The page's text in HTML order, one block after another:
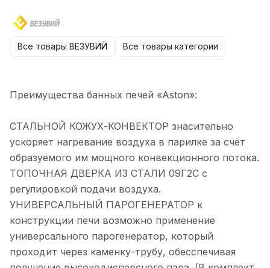
Все товары ВЕЗУВИЙ Все товары категории
Преимущества банных печей «Aston»:
СТАЛЬНОЙ КОЖУХ-КОНВЕКТОР знасительно
ускоряет нагревание воздуха в парилке за счет
образуемого им мощного конвекционного потока.
ТОПОЧНАЯ ДВЕРКА ИЗ СТАЛИ 09Г2С с
регулировкой подачи воздуха.
УНИВЕРСАЛЬНЫЙ ПАРОГЕНЕРАТОР к
конструкции печи возможно применение
универсального парогенератор, который
проходит через каменку-трубу, обесспечивая